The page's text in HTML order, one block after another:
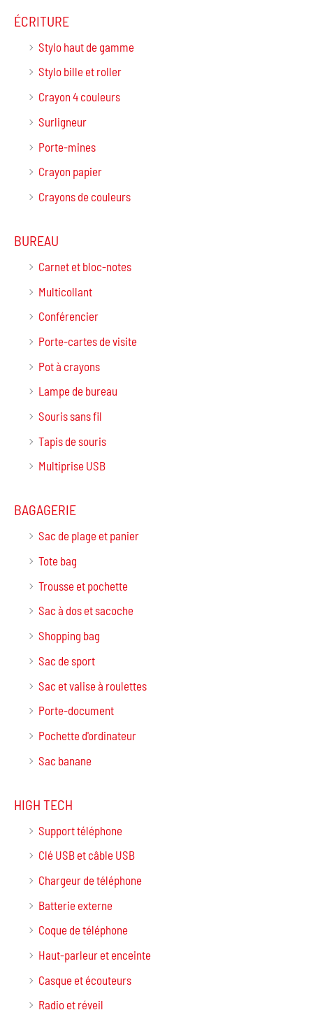
ÉCRITURE
Stylo haut de gamme
Stylo bille et roller
Crayon 4 couleurs
Surligneur
Porte-mines
Crayon papier
Crayons de couleurs
BUREAU
Carnet et bloc-notes
Multicollant
Conférencier
Porte-cartes de visite
Pot à crayons
Lampe de bureau
Souris sans fil
Tapis de souris
Multiprise USB
BAGAGERIE
Sac de plage et panier
Tote bag
Trousse et pochette
Sac à dos et sacoche
Shopping bag
Sac de sport
Sac et valise à roulettes
Porte-document
Pochette d'ordinateur
Sac banane
HIGH TECH
Support téléphone
Clé USB et câble USB
Chargeur de téléphone
Batterie externe
Coque de téléphone
Haut-parleur et enceinte
Casque et écouteurs
Radio et réveil